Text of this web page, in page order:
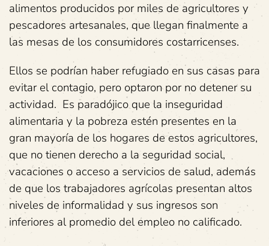
alimentos producidos por miles de agricultores y
pescadores artesanales, que llegan finalmente a
las mesas de los consumidores costarricenses.
Ellos se podrían haber refugiado en sus casas para
evitar el contagio, pero optaron por no detener su
actividad. Es paradójico que la inseguridad
alimentaria y la pobreza estén presentes en la
gran mayoría de los hogares de estos agricultores,
que no tienen derecho a la seguridad social,
vacaciones o acceso a servicios de salud, además
de que los trabajadores agrícolas presentan altos
niveles de informalidad y sus ingresos son
inferiores al promedio del empleo no calificado.